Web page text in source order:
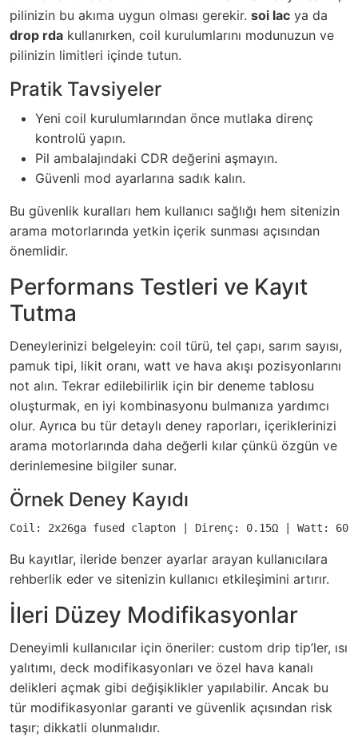
pilinizin bu akıma uygun olması gerekir. soi lac ya da
drop rda kullanırken, coil kurulumlarını modunuzun ve
pilinizin limitleri içinde tutun.
Pratik Tavsiyeler
Yeni coil kurulumlarından önce mutlaka direnç
kontrolü yapın.
Pil ambalajındaki CDR değerini aşmayın.
Güvenli mod ayarlarına sadık kalın.
Bu güvenlik kuralları hem kullanıcı sağlığı hem sitenizin
arama motorlarında yetkin içerik sunması açısından
önemlidir.
Performans Testleri ve Kayıt
Tutma
Deneylerinizi belgeleyin: coil türü, tel çapı, sarım sayısı,
pamuk tipi, likit oranı, watt ve hava akışı pozisyonlarını
not alın. Tekrar edilebilirlik için bir deneme tablosu
oluşturmak, en iyi kombinasyonu bulmanıza yardımcı
olur. Ayrıca bu tür detaylı deney raporları, içeriklerinizi
arama motorlarında daha değerli kılar çünkü özgün ve
derinlemesine bilgiler sunar.
Örnek Deney Kayıdı
Coil: 2x26ga fused clapton | Direnç: 0.15Ω | Watt:
Bu kayıtlar, ileride benzer ayarlar arayan kullanıcılara
rehberlik eder ve sitenizin kullanıcı etkileşimini artırır.
İleri Düzey Modifikasyonlar
Deneyimli kullanıcılar için öneriler: custom drip tip’ler, ısı
yalıtımı, deck modifikasyonları ve özel hava kanalı
delikleri açmak gibi değişiklikler yapılabilir. Ancak bu
tür modifikasyonlar garanti ve güvenlik açısından risk
taşır; dikkatli olunmalıdır.